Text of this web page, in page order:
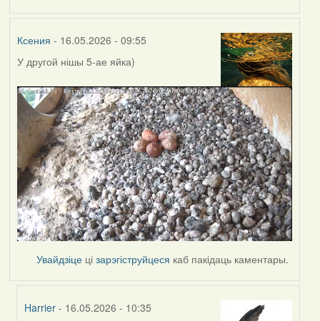
Ксения - 16.05.2026 - 09:55
У другой нішы 5-ае яйка)
Увайдзіце цізарэгіструйцеся каб пакідаць каментары.
Harrier - 16.05.2026 - 10:35